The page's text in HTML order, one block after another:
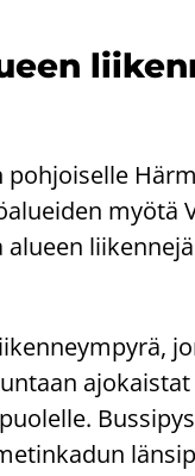
poh­joi­sel­le
myötä
alu­een
ajo­kais­tat